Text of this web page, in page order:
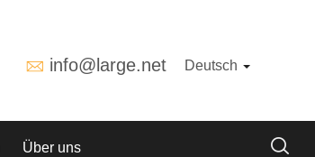
info@large.net Deutsch
Über uns